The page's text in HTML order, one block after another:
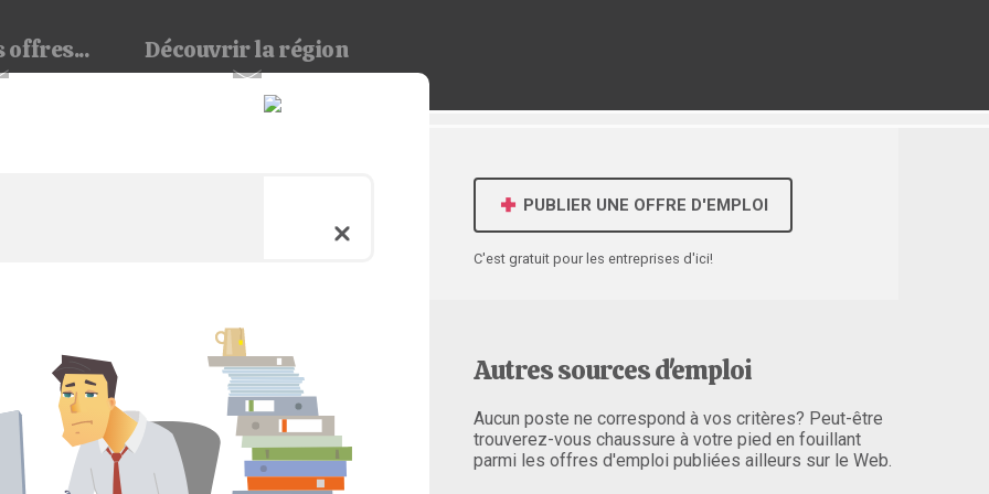
offres... Découvrirla région
PUBLIER UNE OFFRE D'EMPLOI
C'est gratuit pour les entreprises d'ici!
Autres sources d'emploi
Aucun poste ne correspond à vos critères? Peut-être
trouverez-vous chaussure à votre pied en fouillant
parmi les offres d'emploi publiées ailleurs sur le Web.